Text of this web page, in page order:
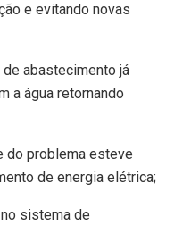
e evitando novas
abastecimento já
a água retornando
do problema esteve
de energia elétrica;
sistema de